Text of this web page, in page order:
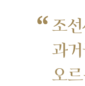
“조
과
오